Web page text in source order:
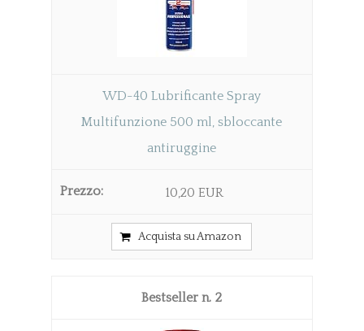
WD-40 Lubrificante Spray
Multifunzione 500 ml, sbloccante
antiruggine
10,20 EUR
Acquista su Amazon
2